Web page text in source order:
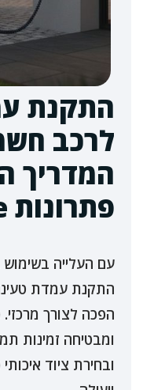
התקנת
לרכב
המדריך
פתרונות DSGCharge
עם העלייה
התקנת עמדת
הפכה לצורך
ומבטיחה זמינות
ובחירת ציוד